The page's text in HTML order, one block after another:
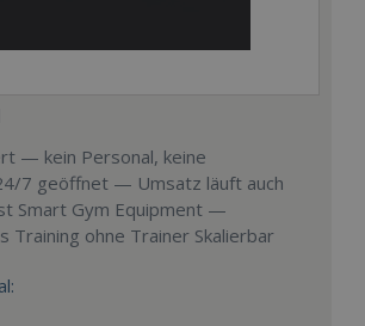
— kein Personal, keine
7 geöffnet — Umsatz läuft auch
Smart Gym Equipment —
Training ohne Trainer Skalierbar